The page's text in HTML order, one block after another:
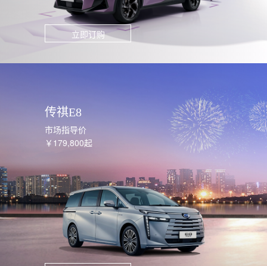
立即订购
传祺E8
市场指导价
￥179,800起